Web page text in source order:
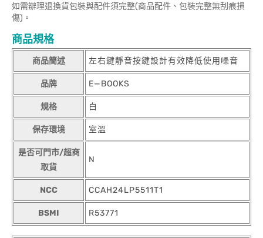
如需辦理退換貨包裝與配件須完整(商品配件、包裝完整無刮痕損
傷)。
商品規格
商品簡述 左右鍵靜音按鍵設計有效降低使用噪音
品牌 E—BOOKS
規格 白
保存環境 室溫
是否可門市/超商
取貨
N
NCC CCAH24LP5511T1
BSMI R53771